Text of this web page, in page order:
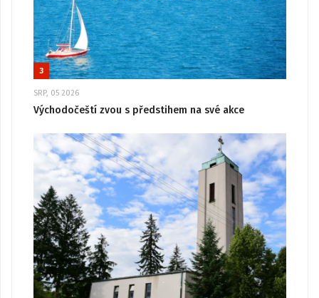
3
SRP, 05 2026
Východočeští zvou s předstihem na své akce